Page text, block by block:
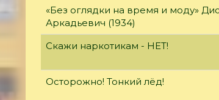
«Без оглядки на время и моду»
Аркадьевич (1934)
Скажи наркотикам - НЕТ!
Осторожно! Тонкий лёд!